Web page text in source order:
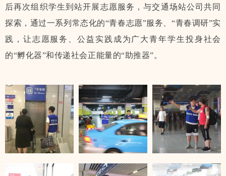
后再次组织学生到站开展志愿服务，与交通场站公司共同
探索，通过一系列常态化的“青春志愿”服务、“青春调研”实
践，让志愿服务、公益实践成为广大青年学生投身社会
的“孵化器”和传递社会正能量的“助推器”。